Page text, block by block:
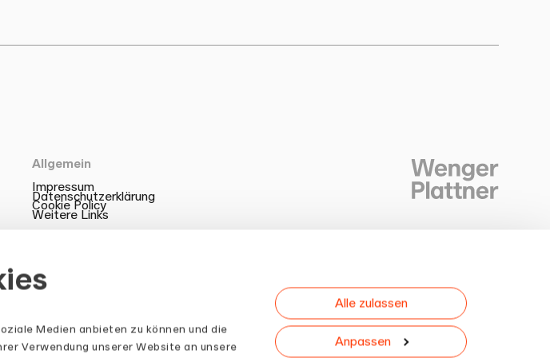
Medien anbieten zu können und die
Verwendung unserer Website an unsere
Alle zulassen
Anpassen
Allgemein
Impressum
Datenschutzerklärung
Cookie Policy
Weitere Links
Newsletter